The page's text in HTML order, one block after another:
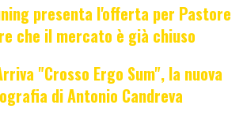
presenta l'offerta per Pastore
che il mercato è già chiuso
Arriva "Crosso Ergo Sum", la nuova
di Antonio Candreva